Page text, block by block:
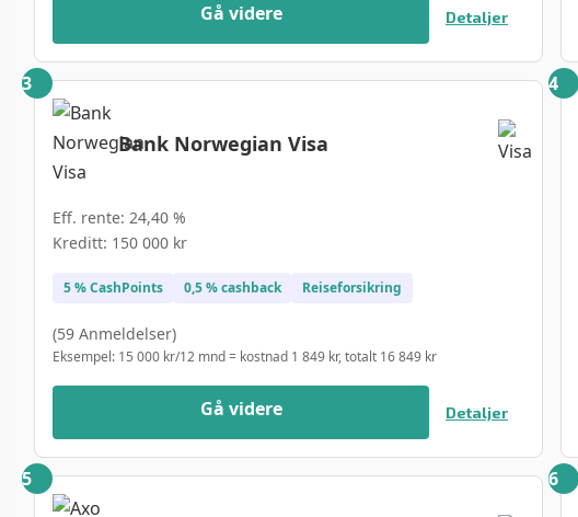
Gå videre Detaljer
Bank Norwegian Visa
Eff. rente: 24,40 %
Kreditt: 150 000 kr
5 % CashPoints 0,5 % cashback Reiseforsikring
(59 Anmeldelser)
Eksempel: 15 000 kr/12 mnd = kostnad 1 849 kr, totalt 16 849 kr
Gå videre Detaljer